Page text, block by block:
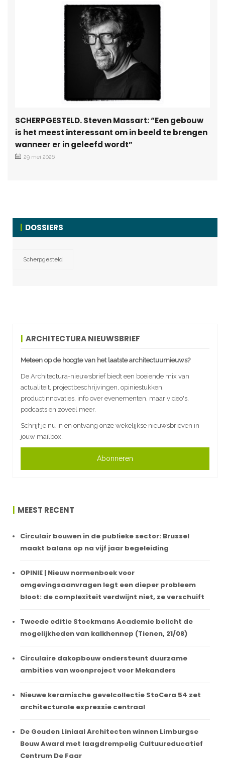
SCHERPGESTELD. Steven Massart: “Een gebouw
is het meest interessant om in beeld te brengen
wanneer er in geleefd wordt”
29 mei 2026
DOSSIERS
Scherpgesteld
ARCHITECTURA NIEUWSBRIEF
Meteen op de hoogte van het laatste architectuurnieuws?
De Architectura-nieuwsbrief biedt een boeiende mix van
actualiteit, projectbeschrijvingen, opiniestukken,
productinnovaties, info over evenementen, maar video's,
podcasts en zoveel meer.
Schrijf je nu in en ontvang onze wekelijkse nieuwsbrieven in
jouw mailbox.
Abonneren
MEEST RECENT
Circulair bouwen in de publieke sector: Brussel
maakt balans op na vijf jaar begeleiding
OPINIE | Nieuw normenboek voor
omgevingsaanvragen legt een dieper probleem
bloot: de complexiteit verdwijnt niet, ze verschuift
Tweede editie Stockmans Academie belicht de
mogelijkheden van kalkhennep (Tienen, 21/08)
Circulaire dakopbouw ondersteunt duurzame
ambities van woonproject voor Mekanders
Nieuwe keramische gevelcollectie StoCera 54 zet
architecturale expressie centraal
De Gouden Liniaal Architecten winnen Limburgse
Bouw Award met laagdrempelig Cultuureducatief
Centrum De Faar